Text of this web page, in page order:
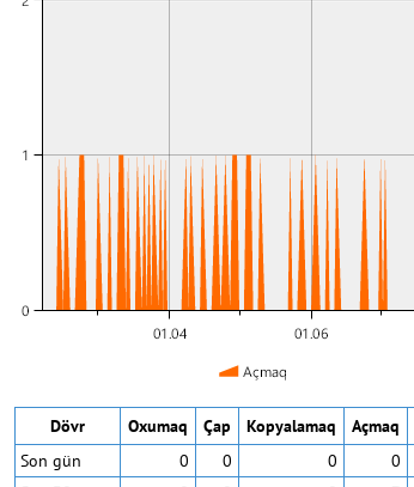
Dövr Oxumaq Çap Kopyalamaq Açmaq
Son gün
0 0 0 0